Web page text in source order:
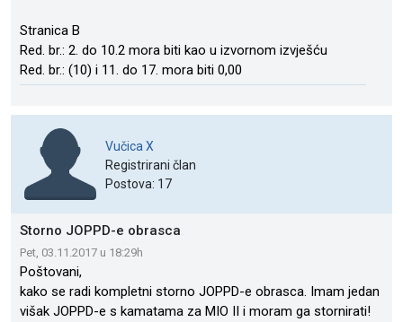
Stranica B
Red. br.: 2. do 10.2 mora biti kao u izvornom izvješću
Red. br.: (10) i 11. do 17. mora biti 0,00
Vučica X
Registrirani član
Postova: 17
Storno JOPPD-e obrasca
Pet, 03.11.2017 u 18:29h
Poštovani,
kako se radi kompletni storno JOPPD-e obrasca. Imam jedan
višak JOPPD-e s kamatama za MIO II i moram ga stornirati!